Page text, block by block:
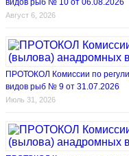
видов рыб № 10 от 06.08.2026
Август 6, 2026
ПРОТОКОЛ Комиссии по
видов рыб № 9 от 31.07.2026
Июль 31, 2026